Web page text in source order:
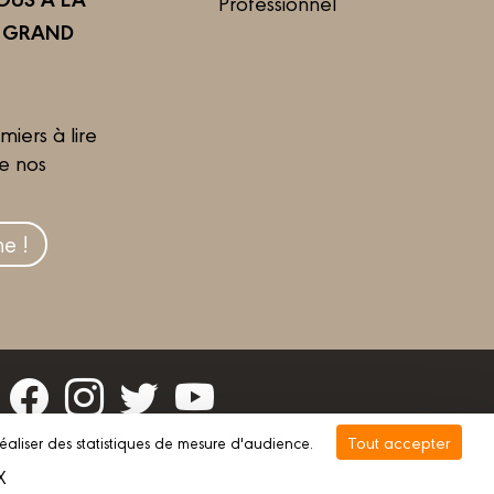
GRAND
à lire
nos
!
des statistiques de mesure d'audience.
Tout accepter